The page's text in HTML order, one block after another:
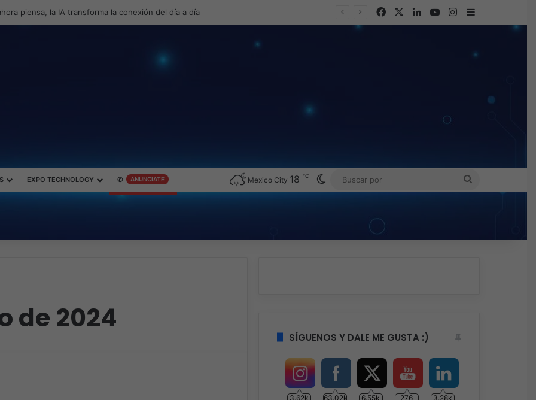
productividad y el gaming con la experiencia Duo FacebookLinkedInYouTubeInstagram
Barra lateral
EXPO TECHNOLOGY ✆ ANUNCIATE Mexico City 18 ℃ Switch skin
BUSCAR
de 2024
SÍGUENOS Y DALE ME GUSTA :)
3.62k 63.02k 6.55k 276 3.28k